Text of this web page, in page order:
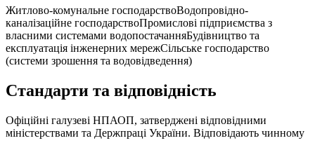
Житлово-комунальне господарствоВодопровідно-
каналізаційне господарствоПромислові підприємства з
власними системами водопостачанняБудівництво та
експлуатація інженерних мережСільське господарство
(системи зрошення та водовідведення)
Стандарти та відповідність
Офіційні галузеві НПАОП, затверджені відповідними
міністерствами та Держпраці України. Відповідають чинному